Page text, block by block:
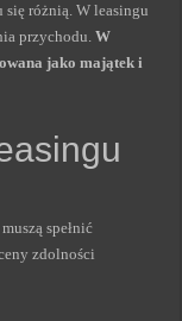
różnią. W leasingu
przychodu.W
jako majątek i
spełnić
zdolności